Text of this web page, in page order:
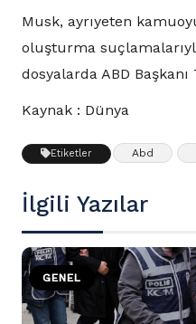
Musk, ayrıyeten
oluşturma
dosyalarda ABD Başkanı
Kaynak : Dünya
Etiketler Abd
İlgili Yazılar
GENEL